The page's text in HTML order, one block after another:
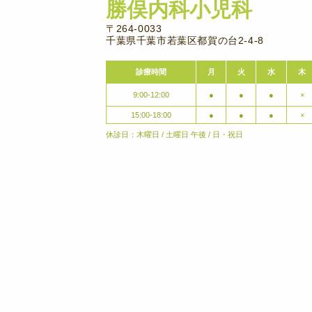
勝俣内科小児科
〒264-0033
千葉県千葉市若葉区都賀の台2-4-8
診療時間 月 火 水 木
9:00-12:00 ● ● ● ×
15:00-18:00 ● ● ● ×
休診日：木曜日 / 土曜日 午後 / 日・祝日